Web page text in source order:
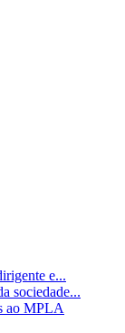
e...
sociedade...
ao MPLA